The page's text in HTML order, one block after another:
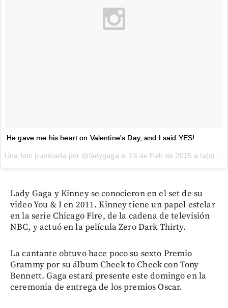
He gave me his heart on Valentine's Day, and I said YES!
Una foto publicada por @ladygaga el 16 de Feb de 2015 a la(s) 1:06 PST
Lady Gaga y Kinney se conocieron en el set de su
video You & I en 2011. Kinney tiene un papel estelar
en la serie Chicago Fire, de la cadena de televisión
NBC, y actuó en la película Zero Dark Thirty.
La cantante obtuvo hace poco su sexto Premio
Grammy por su álbum Cheek to Cheek con Tony
Bennett. Gaga estará presente este domingo en la
ceremonia de entrega de los premios Oscar.